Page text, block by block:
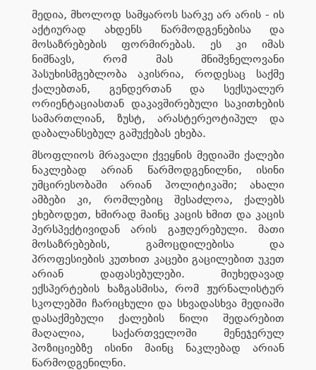
მედია, მხოლოდ სამყაროს სარკე არ არის - ის
აქტიურად ახდენს წარმოდგენებისა და
მოსაზრებების ფორმირებას. ეს კი იმას
ნიშნავს, რომ მას მნიშვნელოვანი
პასუხისმგებლობა აკისრია, როდესაც საქმე
ქალებთან, გენდერთან და სექსუალურ
ორიენტაციასთან დაკავშირებული საკითხების
სამართლიან, ზუსტ, არასტერეოტიპულ და
დაბალანსებულ გაშუქებას ეხება.
მსოფლიოს მრავალი ქვეყნის მედიაში ქალები
ნაკლებად არიან წარმოდგენილნი, ისინი
უმცირესობაში არიან პოლიტიკაში; ახალი
ამბები კი, რომლებიც შესაძლოა, ქალებს
ეხებოდეთ, ხშირად მაინც კაცის ხმით და კაცის
პერსპექტივიდან არის გაჟღერებული. მათი
მოსაზრებების, გამოცდილებისა და
პროფესიების კუთხით კაცები გაცილებით უკეთ
არიან დაფასებულები. მიუხედავად
ექსპერტების ხაზგასმისა, რომ ჟურნალისტურ
სკოლებში ჩარიცხული და სხვადასხვა მედიაში
დასაქმებული ქალების წილი შედარებით
მაღალია, საქართველოში მენეჯერულ
პოზიციებზე ისინი მაინც ნაკლებად არიან
წარმოდგენილნი.